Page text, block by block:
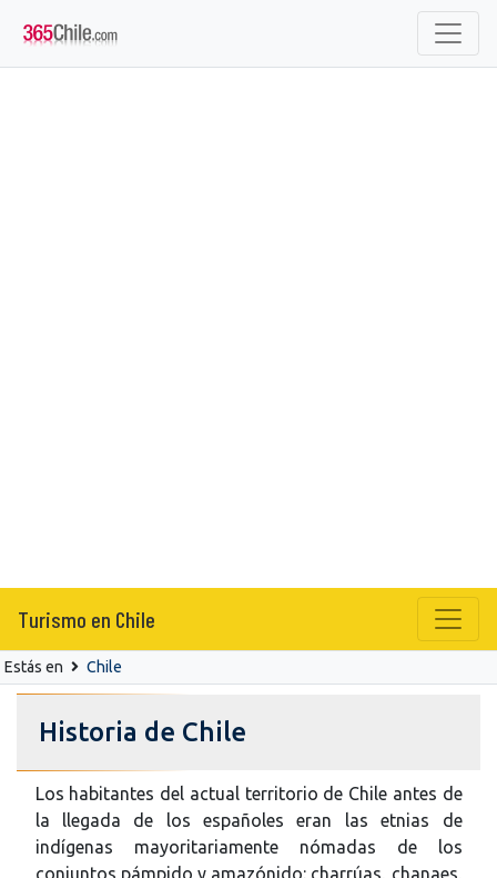
Turismo en Chile
Estás en Chile
Historia de Chile
Los habitantes del actual territorio de Chile antes de
la llegada de los españoles eran las etnias de
indígenas mayoritariamente nómadas de los
conjuntos pámpido y amazónido: charrúas, chanaes,